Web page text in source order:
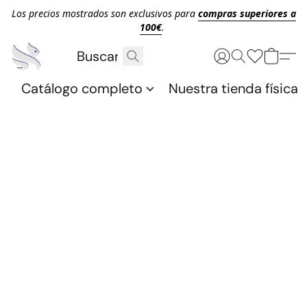
Los precios mostrados son exclusivos para compras superiores a
100€.
Catálogo completo Nuestra tienda física